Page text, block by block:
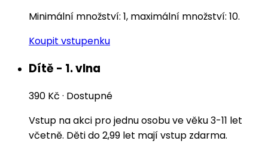
Minimální množství: 1, maximální množství: 10.
Koupit vstupenku
Dítě - 1. vlna
390 Kč · Dostupné
Vstup na akci pro jednu osobu ve věku 3-11 let
včetně. Děti do 2,99 let mají vstup zdarma.